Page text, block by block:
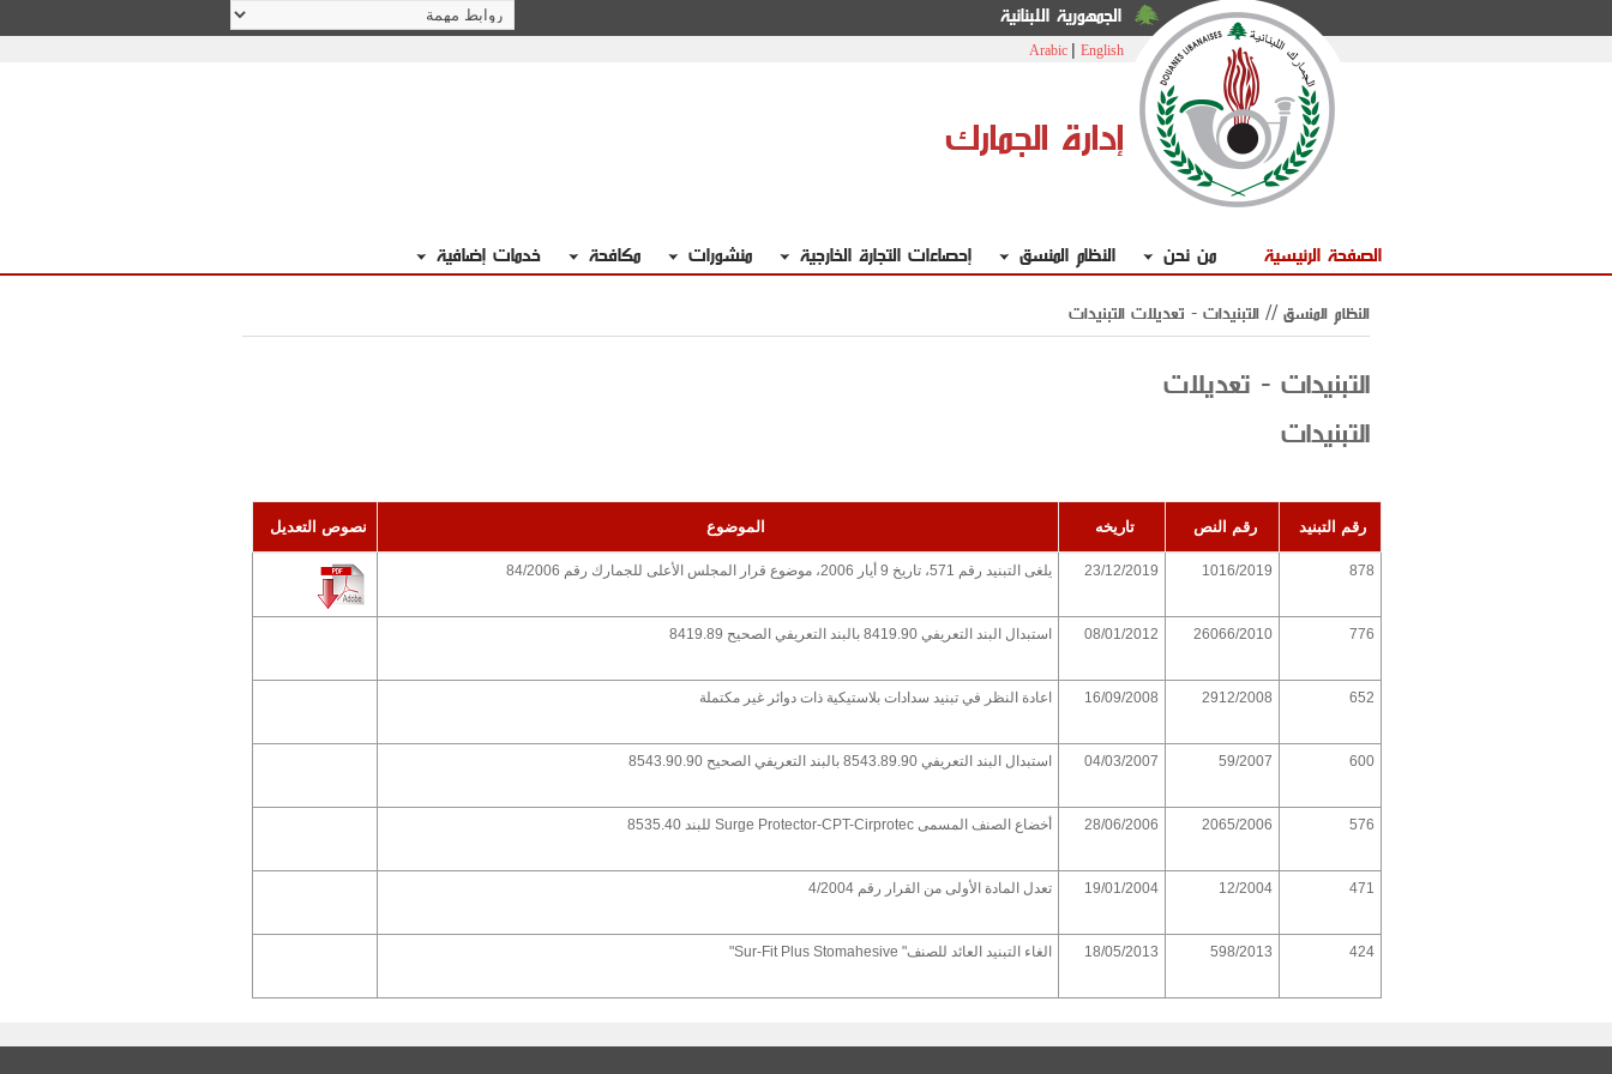
الجمهورية اللبنانية
Arabic | English
إدارة الجمارك
الصفحة الرئيسية من نحن النظام المنسق إحصاءات التجارة الخارجية منشورات مكافحة خدمات إضافية
النظام المنسق // التبنيدات - تعديلات التبنيدات
التبنيدات - تعديلات
التبنيدات
رقم التبنيد رقم النص تاريخه الموضوع نصوص التعديل
878
1016/2019
23/12/2019 يلغى التبنيد رقم 571، تاريخ 9 أيار 2006، موضوع قرار المجلس الأعلى للجمارك رقم 84/2006
776
26066/2010
08/01/2012 استبدال البند التعريفي 8419.90 بالبند التعريفي الصحيح 8419.89
652
2912/2008
16/09/2008 اعادة النظر في تبنيد سدادات بلاستيكية ذات دوائر غير مكتملة
600
59/2007
04/03/2007 استبدال البند التعريفي 8543.89.90 بالبند التعريفي الصحيح 8543.90.90
576
2065/2006
28/06/2006 أخضاع الصنف المسمى Surge Protector-CPT-Cirprotec للبند 8535.40
471
12/2004
19/01/2004 تعدل المادة الأولى من القرار رقم 4/2004
424
598/2013
18/05/2013 الغاء التبنيد العائد للصنف" Sur-Fit Plus Stomahesive"